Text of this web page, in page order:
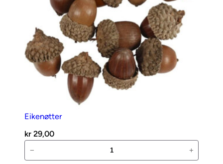
Eikenøtter
kr 29,00
antall
− +